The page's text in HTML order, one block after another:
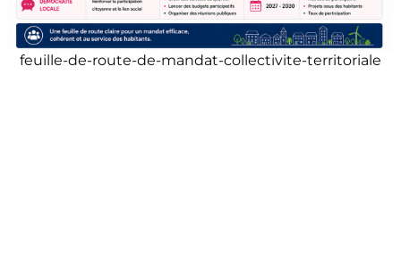
feuille-de-route-de-mandat-collectivite-territoriale